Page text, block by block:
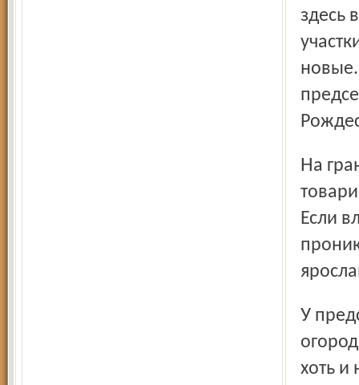
здесь
новые.
На грани полнейшего износа и оборудование в
Если
У председателя областного совета садоводов и
хоть и